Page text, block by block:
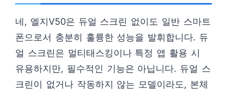
네, 엘지V50은 듀얼 스크린 없이도 일반 스마트
폰으로서 충분히 훌륭한 성능을 발휘합니다. 듀
얼 스크린은 멀티태스킹이나 특정 앱 활용 시
유용하지만, 필수적인 기능은 아닙니다. 듀얼 스
크린이 없거나 작동하지 않는 모델이라도, 본체